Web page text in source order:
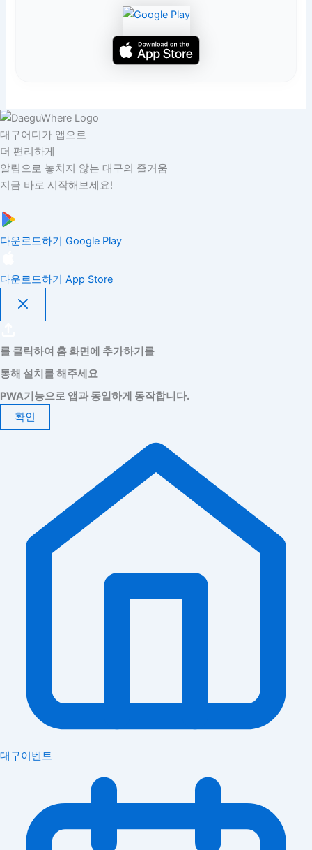
대구어디가 앱으로
더 편리하게
알림으로 놓치지 않는 대구의 즐거움
지금 바로 시작해보세요!
다운로드하기 Google Play
다운로드하기 App Store
를 클릭하여 홈 화면에 추가하기를
통해 설치를 해주세요
PWA기능으로 앱과 동일하게 동작합니다.
확인
대구이벤트